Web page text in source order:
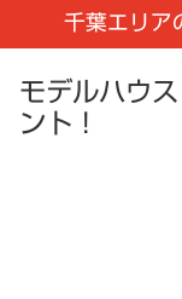
千葉エリア
モデルハウ
ント！